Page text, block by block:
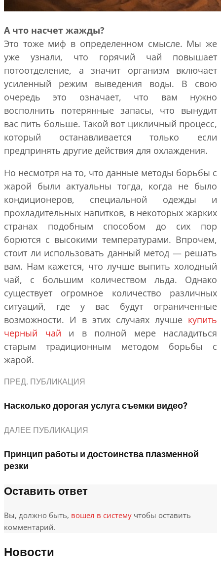
А что насчет жажды?
Это тоже миф в определенном смысле. Мы же
уже узнали, что горячий чай повышает
потоотделение, а значит организм включает
усиленный режим выведения воды. В свою
очередь это означает, что вам нужно
восполнить потерянные запасы, что вынудит
вас пить больше. Такой вот цикличный процесс,
который останавливается только если
предпринять другие действия для охлаждения.
Но несмотря на то, что данные методы борьбы с
жарой были актуальны тогда, когда не было
кондиционеров, специальной одежды и
прохладительных напитков, в некоторых жарких
странах подобным способом до сих пор
борются с высокими температурами. Впрочем,
стоит ли использовать данный метод — решать
вам. Нам кажется, что лучше выпить холодный
чай, с большим количеством льда. Однако
существует огромное количество различных
ситуаций, где у вас будут ограниченные
возможности. И в этих случаях лучше купить
черный чай и в полной мере насладиться
старым традиционным методом борьбы с
жарой.
ПРЕД. ПУБЛИКАЦИЯ
Насколько дорогая услуга съемки видео?
ДАЛЕЕ ПУБЛИКАЦИЯ
Принцип работы и достоинства плазменной
резки
Оставить ответ
Вы, должно быть, вошел в систему чтобы оставить
комментарий.
Новости